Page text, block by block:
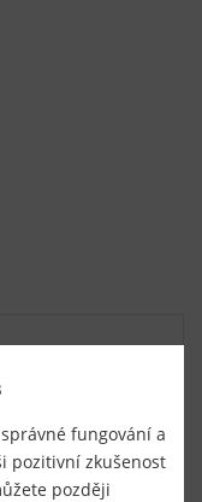
Kč s DPH / ks
0,00 Kč s DPH
fungování a
pozitivní zkušenost
později